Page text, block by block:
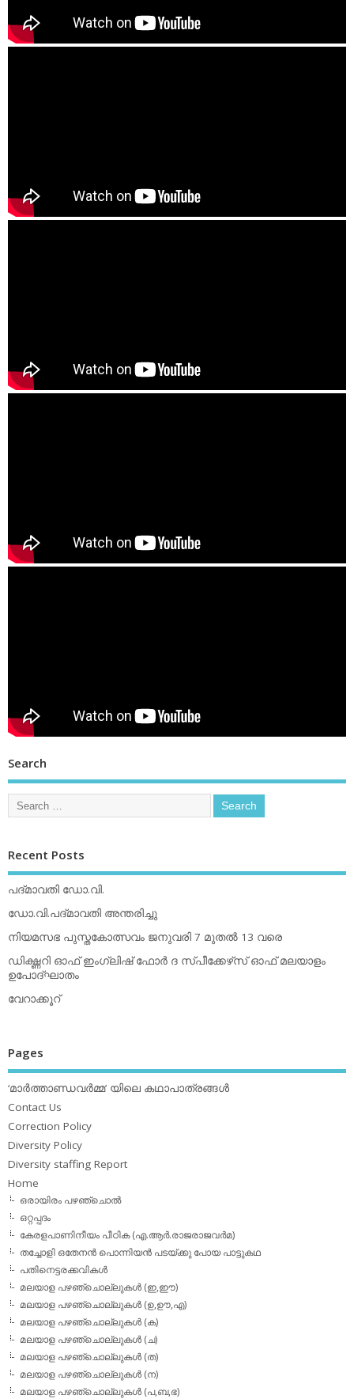
Search
Recent Posts
പദ്മാവതി ഡോ.വി.
ഡോ.വി.പദ്മാവതി അന്തരിച്ചു
നിയമസഭ പുസ്തകോത്സവം ജനുവരി 7 മുതല്‍ 13 വരെ
ഡിക്ഷ്ണറി ഓഫ് ഇംഗ്ലിഷ് ഫോര്‍ ദ സ്പീക്കേഴ്‌സ് ഓഫ് മലയാളം
ഉപോദ്ഘാതം
വേറാക്കൂറ്
Pages
‘മാര്‍ത്താണ്ഡവര്‍മ്മ’ യിലെ കഥാപാത്രങ്ങള്‍
Contact Us
Correction Policy
Diversity Policy
Diversity staffing Report
Home
ഒരായിരം പഴഞ്ചൊല്‍
ഒറ്റപ്പദം
കേരളപാണിനീയം പീഠിക (എ.ആര്‍.രാജരാജവര്‍മ)
തച്ചോളി ഒതേനൻ പൊന്നിയൻ പടയ്‌ക്കു പോയ പാട്ടുകഥ
പതിനെട്ടരക്കവികള്‍
മലയാള പഴഞ്ചൊല്ലുകള്‍ (ഇ,ഈ)
മലയാള പഴഞ്ചൊല്ലുകള്‍ (ഉ,ഊ,എ)
മലയാള പഴഞ്ചൊല്ലുകള്‍ (ക)
മലയാള പഴഞ്ചൊല്ലുകള്‍ (ച)
മലയാള പഴഞ്ചൊല്ലുകള്‍ (ത)
മലയാള പഴഞ്ചൊല്ലുകള്‍ (ന)
മലയാള പഴഞ്ചൊല്ലുകള്‍ (പ,ബ,ഭ)